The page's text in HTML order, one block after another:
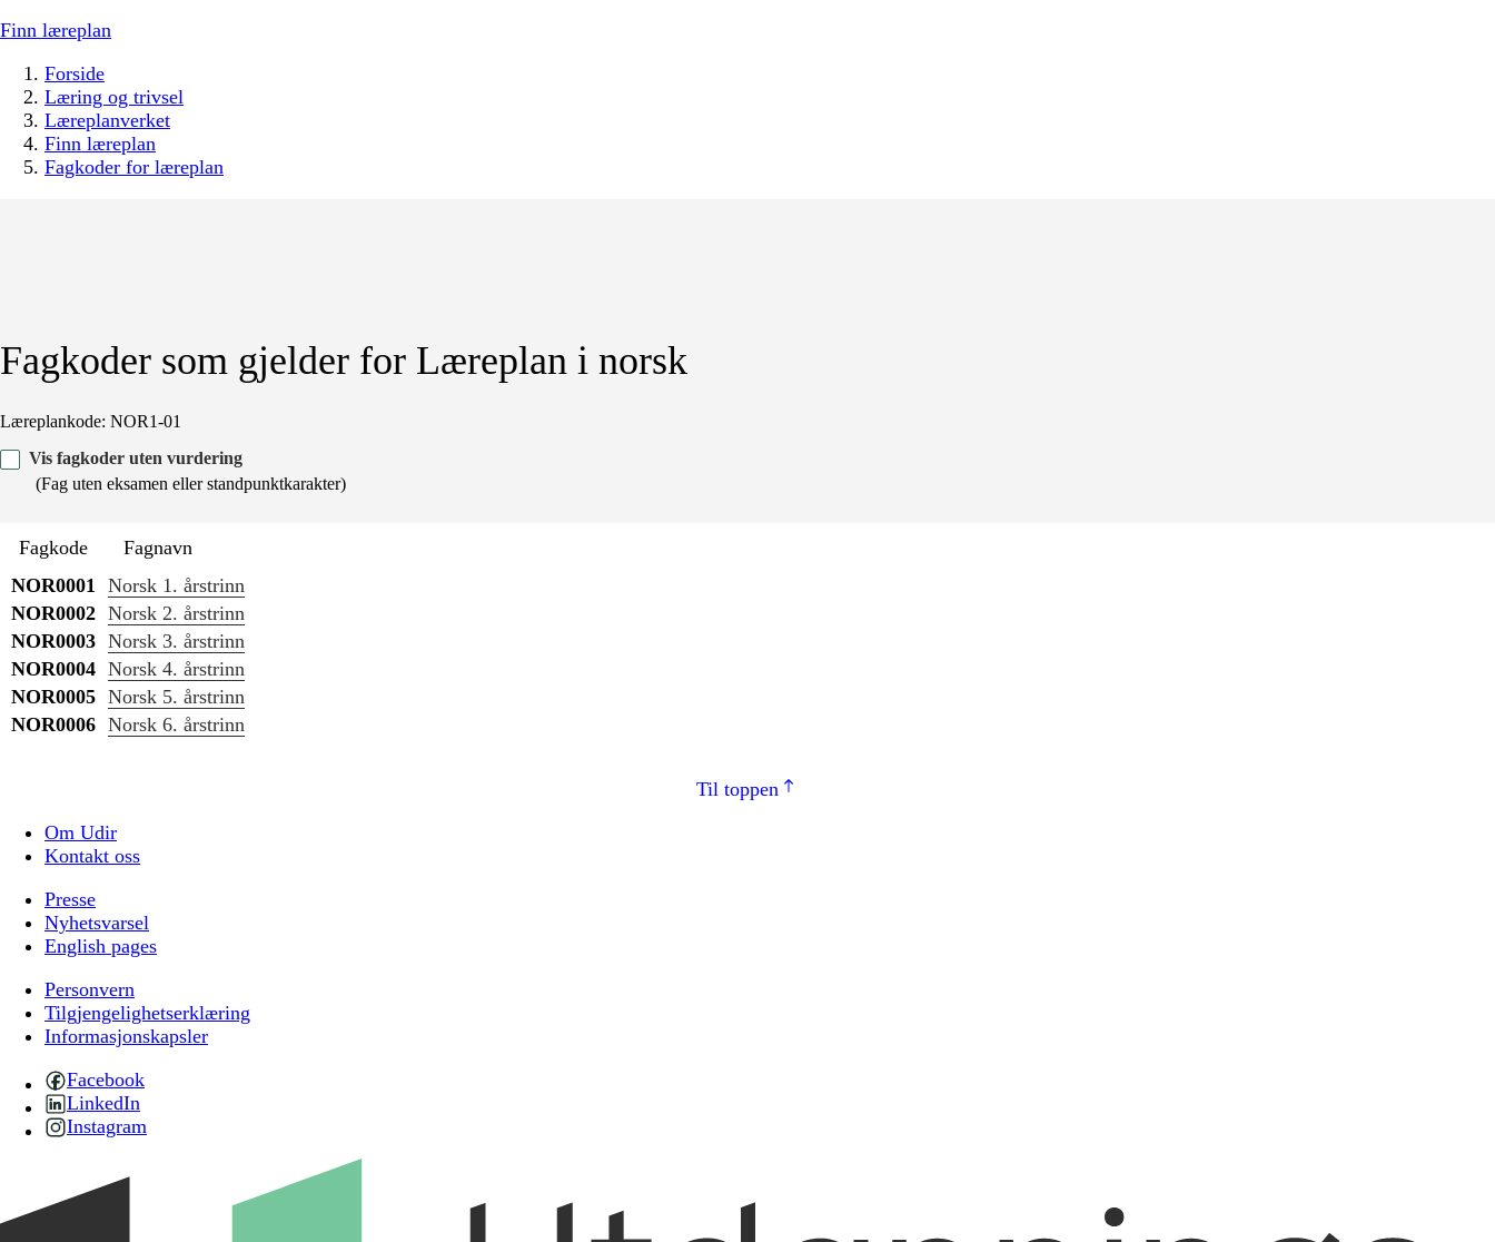
Finn læreplan
Forside
Læring og trivsel
Læreplanverket
Finn læreplan
Fagkoder for læreplan
Fagkoder som gjelder for Læreplan i norsk
Læreplankode: NOR1-01
Vis fagkoder uten vurdering
(Fag uten eksamen eller standpunktkarakter)
Fagkode
Fagnavn
NOR0001
Norsk 1. årstrinn
NOR0002 Norsk 2. årstrinn
NOR0003 Norsk 3. årstrinn
NOR0004 Norsk 4. årstrinn
NOR0005 Norsk 5. årstrinn
NOR0006 Norsk 6. årstrinn
Til toppen
Om Udir
Kontakt oss
Presse
Nyhetsvarsel
English pages
Personvern
Tilgjengelighetserklæring
Informasjonskapsler
Facebook
LinkedIn
Instagram